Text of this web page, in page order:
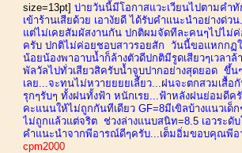
size=13pt] บ่ายวันนี้มีโอกาสแวะเวียนไปตามค
เข้าร้านเสียด้วย เอางัยดี ได้รับคำแนะนำอย่างด่
แต่ไม่เคยสัมผัสงานกัน ปกติผมจัดทีละคนๆไปไม่
ครับ ปกติไม่ค่อยชอบสาวรอยสัก วันนี้ขอแหกกฏใ
น้อยน้องพาอาบน้ำก็ล้างตัวดีปกติมีรูดเสียวๆเวล
พัลวัลไปทั่วเสียวสิครับน้ำจูบปากอย่างสุดยอด ขึ้น
เลย...จะทนไม่หวายยยยเลี้ยว...ฝนจะตกสวมเสื้อ
รุกๆรับๆ ทั้งฝนทั้งฟ้า หนักเรย...ฟ้าหลังฝนย่อมดี
คะแนนให้ไม่ถูกกันทีเดียว GF=8มีเขิลบ้างแนว
ไม่ถูกแล้วแต่จริต ช่วงล่างแนบสนิท=8.5 เอวระ
คำแนะนำจากพีอารณ์ดีๆครับ...เต็มอิ่มขอบคุณพีอ
cpm2000